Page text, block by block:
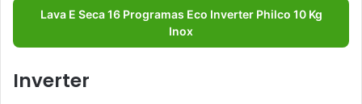
Lava E Seca 16 Programas Eco Inverter Philco 10 Kg
Inox
Inverter